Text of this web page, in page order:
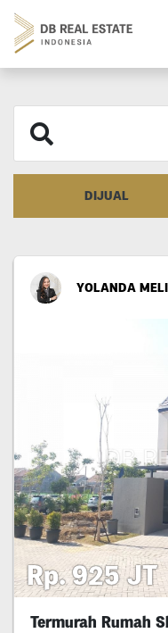
DIJUAL
YOLANDA
Rp. 925 JT
Termurah Rumah